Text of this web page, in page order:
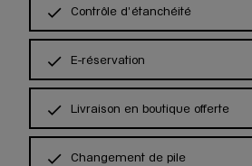
Contrôle d'étanchéité
E-réservation
Livraison en boutique offerte
Changement de pile